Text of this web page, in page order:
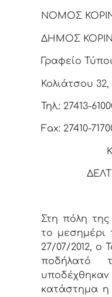
ΝΟΜΟΣ
ΔΗΜΟΣ
Γραφείο
Κολιάτσου
Τηλ.: 27413-
Fax: 27410-
Στη πόλη
το μεσημέρι
27/07/2012, ο
ποδήλατό
κατάστημα η